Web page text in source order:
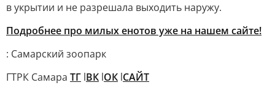
в укрытии и не разрешала выходить наружу.
Подробнее про милых енотов уже на нашем сайте!
: Самарский зоопарк
ГТРК Самара ТГ lВК lОК lСАЙТ